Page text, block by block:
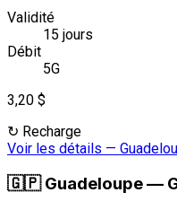
Validité
15 jours
Débit
5G
3,20 $
↻ Recharge
Voir les détails —
🇬🇵 Guadeloupe—